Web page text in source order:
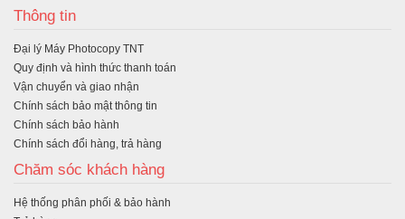
Thông tin
Đại lý Máy Photocopy TNT
Quy định và hình thức thanh toán
Vận chuyển và giao nhận
Chính sách bảo mật thông tin
Chính sách bảo hành
Chính sách đổi hàng, trả hàng
Chăm sóc khách hàng
Hệ thống phân phối & bảo hành